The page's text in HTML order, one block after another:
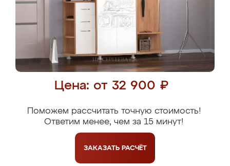
Цена: от 32 900 ₽
Поможем рассчитать точную стоимость!
Ответим менее, чем за 15 минут!
ЗАКАЗАТЬ РАСЧЁТ